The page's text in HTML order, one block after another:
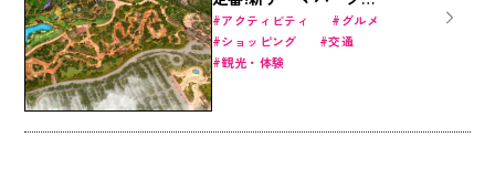
JUNGLIA（ジャングリア）の
最新情報
アクティビティ
グルメ
ショッピング
交通
観光・体験